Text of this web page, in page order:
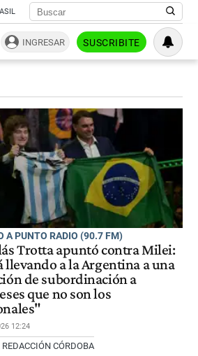
INGRESAR SUSCRIBITE
A PUNTO RADIO (90.7 FM)
Trotta apuntó contra Milei:
llevando a la Argentina a una
de subordinación a
que no son los
12:24
REDACCIÓN CÓRDOBA